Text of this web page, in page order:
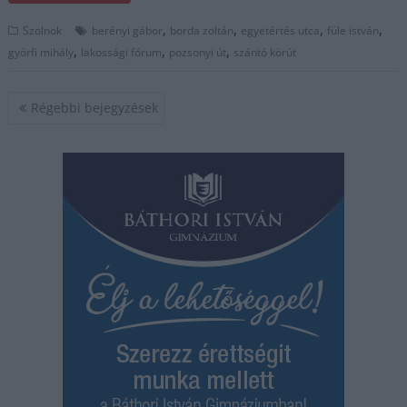
Szolnok berényi gábor, borda zoltán, egyetértés utca, füle istván,
györfi mihály, lakossági fórum, pozsonyi út, szántó körút
Bejegyzés
Régebbi bejegyzések